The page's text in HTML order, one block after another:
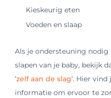
Kieskeurig eten
Voeden en slaap
Als je ondersteuning
slapen van je baby, bekijk
‘zelf aan de slag‘. Hier
informatie om ervoor te